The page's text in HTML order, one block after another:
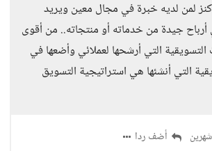
لمن لديه خبرة في مجال معين ويريد
أرباح جيدة من خدماته أو منتجاته.. من أقوى
التسويقية التي أرشحها لعملائي وأضعها في
التي أنشئها هي استراتيجية التسويق
أضف ردا